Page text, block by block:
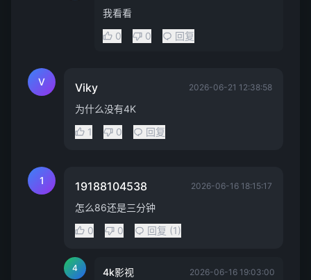
我看看
0
0 回复
V Viky 2026-06-21 12:38:58
为什么没有4K
1
0 回复
1 19188104538 2026-06-16 18:15:17
怎么86还是三分钟
0
0 回复 (1)
4 4k影视 2026-06-16 19:03:00